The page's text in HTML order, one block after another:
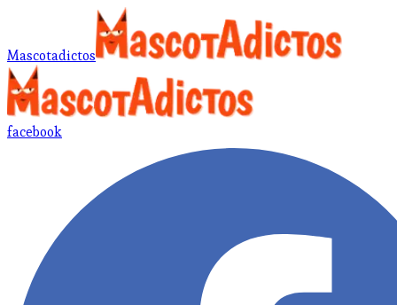
Mascotadictos
facebook